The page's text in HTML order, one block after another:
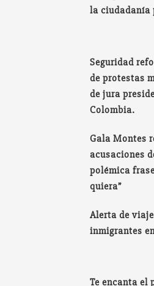
la ciudadanía
Seguridad
de protestas
de jura
Colombia.
Gala Montes
acusaciones
polémica
quiera”
Alerta de
inmigrantes
Te encanta el